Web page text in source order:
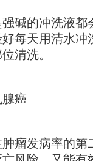
碱的冲洗液都
每天用清水冲
清洗。
癌
瘤发病率的第